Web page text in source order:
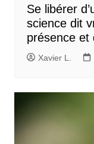
Se libérer
science dit
présence et
Xavier L.